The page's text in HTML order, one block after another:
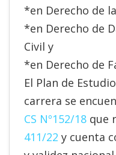
*en Derecho de
*en Derecho de
Civil y
*en Derecho de
El Plan de
carrera se
CS Nº152/18 que
411/22 y cuenta